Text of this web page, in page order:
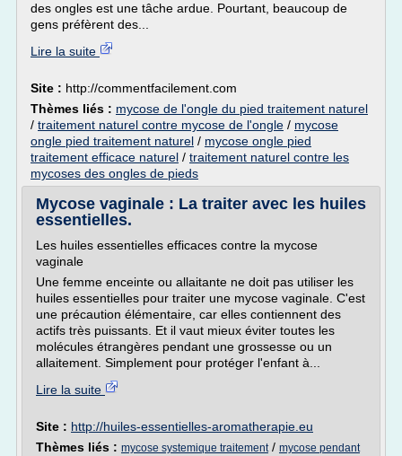
des ongles est une tâche ardue. Pourtant, beaucoup de
gens préfèrent des...
Lire la suite
Site : http://commentfacilement.com
Thèmes liés : mycose de l'ongle du pied traitement naturel
/ traitement naturel contre mycose de l'ongle / mycose
ongle pied traitement naturel / mycose ongle pied
traitement efficace naturel / traitement naturel contre les
mycoses des ongles de pieds
Mycose vaginale : La traiter avec les huiles
essentielles.
Les huiles essentielles efficaces contre la mycose
vaginale
Une femme enceinte ou allaitante ne doit pas utiliser les
huiles essentielles pour traiter une mycose vaginale. C'est
une précaution élémentaire, car elles contiennent des
actifs très puissants. Et il vaut mieux éviter toutes les
molécules étrangères pendant une grossesse ou un
allaitement. Simplement pour protéger l'enfant à...
Lire la suite
Site : http://huiles-essentielles-aromatherapie.eu
Thèmes liés : mycose systemique traitement/ mycose pendant